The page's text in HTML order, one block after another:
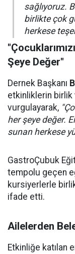
sağlıyoruz.
birlikte çok
herkese
Şeye Değer"
Dernek Başkanı
etkinliklerin birlik
vurgulayarak,
her şeye değer.
sunan herkese
GastroÇubuk
tempolu geçen
kursiyerlerle
ifade etti.
Ailelerden
Etkinliğe katılan